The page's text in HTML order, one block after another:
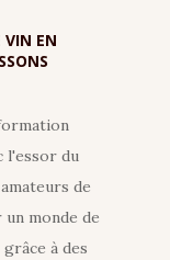
VIN EN
l'essor du
de
monde de
à des